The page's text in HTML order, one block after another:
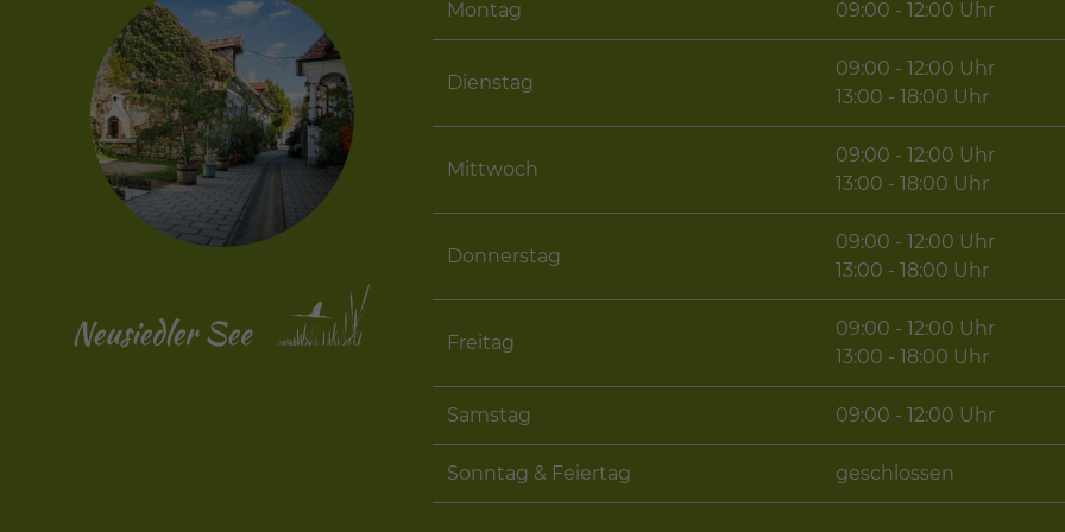
Montag 09:00 - 12:00 Uhr
Dienstag
09:00 - 12:00 Uhr
13:00 - 18:00 Uhr
Mittwoch
09:00 - 12:00 Uhr
13:00 - 18:00 Uhr
Donnerstag
09:00 - 12:00 Uhr
13:00 - 18:00 Uhr
Freitag
09:00 - 12:00 Uhr
13:00 - 18:00 Uhr
Samstag 09:00 - 12:00 Uhr
Sonntag & Feiertag geschlossen